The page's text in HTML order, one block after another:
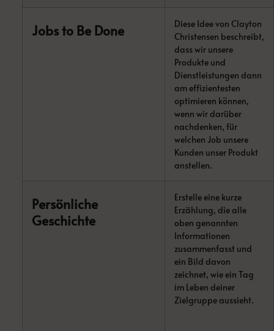
Jobs to Be Done
Diese Idee von Clayton
Christensen beschreibt,
dass wir unsere
Produkte und
Dienstleistungen dann
am effizientesten
optimieren können,
wenn wir darüber
nachdenken, für
welchen Job unsere
Kunden unser Produkt
anstellen.
Persönliche
Geschichte
Erstelle eine kurze
Erzählung, die alle
oben genannten
Informationen
zusammenfasst und
ein Bild davon
zeichnet, wie ein Tag
im Leben deiner
Zielgruppe aussieht.